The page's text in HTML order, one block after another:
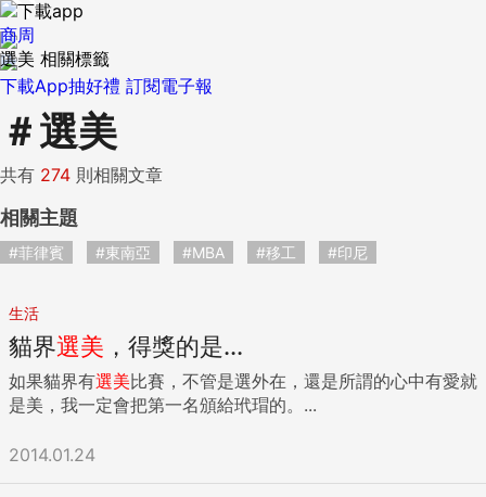
下載App抽好禮 訂閱電子報
商周
選美 相關標籤
＃選美
共有 274 則相關文章
相關主題
#菲律賓 #東南亞 #MBA #移工 #印尼
生活
貓界選美 ，得獎的是...
如果貓界有選美比賽，不管是選外在，還是所謂的心中有愛就
是美，我一定會把第一名頒給玳瑁的。...
2014.01.24